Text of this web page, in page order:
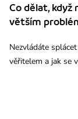
Co dělat, když
větším
Nezvládáte
věřitelem a jak se